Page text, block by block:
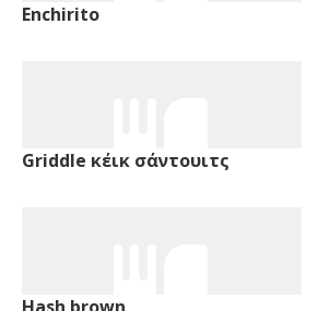
Enchirito
Griddle κέικ σάντουιτς